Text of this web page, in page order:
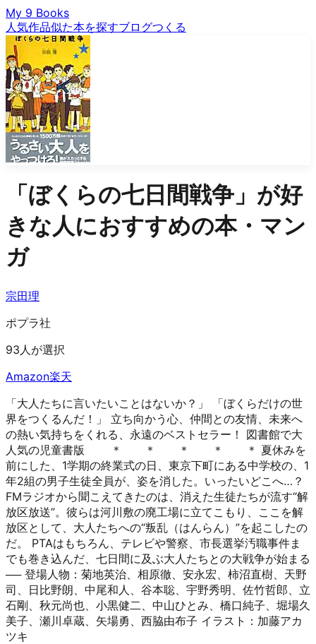
My 9 Books
人気作品似た本を探すブログつくる
「ぼくらの七日間戦争 」が好
きな人におすすめの本・マン
ガ
宗田理
ポプラ社
93人が選択
Amazon楽天
「大人たちに言いたいことはないか？」 「ぼくらだけの世
界をつくるんだ！」 立ち向かう心、仲間との友情、未来へ
の熱い気持ちをくれる、永遠のベストセラー！ 図書館で大
人気の児童書版 ＊ ＊ ＊ ＊ ＊ 夏休みを
前にした、1学期の終業式の日、東京下町にある中学校の、1
年2組の男子生徒全員が、姿を消した。いったいどこへ…？
FMラジオから聞こえてきたのは、消えた生徒たちが流す“解
放区放送”。彼らは河川敷の廃工場に立てこもり、ここを解
放区として、大人たちへの“叛乱（はんらん）”を起こしたの
だ。 PTAはもちろん、テレビや警察、市長選挙汚職事件ま
でも巻き込んだ、七日間に及ぶ大人たちとの大戦争が始まる
── 登場人物：菊地英治、相原徹、安永宏、柿沼直樹、天野
司、日比野朗、中尾和人、谷本聡、宇野秀明、佐竹哲郎、立
石剛、秋元尚也、小黒健二、中山ひとみ、橋口純子、堀場久
美子、瀬川卓蔵、矢場勇、西脇由布子 イラスト：加藤アカ
ツキ